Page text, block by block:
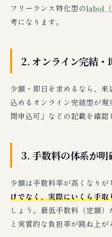
フリーランス特化型のlabol
考になります。
2. オンライン完結・
少額・即日を求めるなら、
込めるオンライン完結型が
間申込可」などの記載を確認
3. 手数料の体系が明
少額は手数料率が高くなりが
けでなく、実際にいくら手取
しょう。最低手数料（定額
と実質的な負担率が跳ね上が